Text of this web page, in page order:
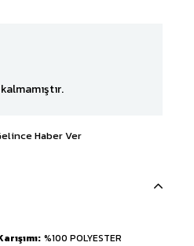
Haber Ver
%100 POLYESTER